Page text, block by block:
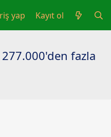
yap Kayıt ol
fazla